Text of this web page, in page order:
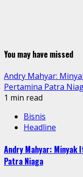
You may have missed
Andry Mahyar:
Pertamina Patra
1 min read
Bisnis
Headline
Andry Mahyar: Minyak
Patra Niaga